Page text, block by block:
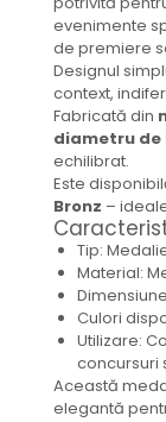
evenimente
de premiere
Designul
context,
Fabricată din
diametru de
echilibrat.
Este
Bronz –
Tip:
Material:
Culori
Utilizare:
concursuri
Această
elegantă